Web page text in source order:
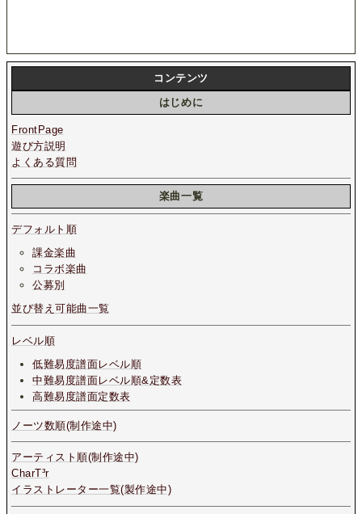
コンテンツ
はじめに
FrontPage
遊び方説明
よくある質問
楽曲一覧
デフォルト順
課金楽曲
コラボ楽曲
公募別
並び替え可能曲一覧
レベル順
低難易度譜面レベル順
中難易度譜面レベル順&定数表
高難易度譜面定数表
ノーツ数順(制作途中)
アーティスト順(制作途中)
CharT³r
イラストレーター一覧(製作途中)